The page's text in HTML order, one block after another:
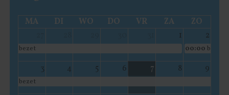
MA DI WO DO VR ZA
ZO
1 2
bezet 00:00 bezet
3 4 5 6 7 8 9
bezet